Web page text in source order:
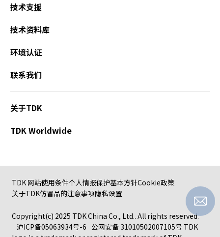
技术支援
技术资料库
环境认证
联系我们
关于TDK
TDK Worldwide
TDK 网站使用条件个人情报保护基本方针Cookie政策
关于TDK仿冒品的注意事项隐私设置
Copyright(c) 2025 TDK China Co., Ltd.. All rights reserved.
沪ICP备05063934号-6 公网安备 31010502007105号 TDK